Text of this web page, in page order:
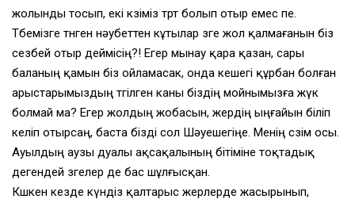
жолынды тосып, екі көзіміз төрт болып отыр емес пе.
Төбемізге төнген нәубеттен кұтылар өзге жол қалмағанын біз
сезбей отыр деймісің?! Егер мынау қара қазан, сары
баланың қамын біз ойламасак, онда кешегі құрбан болған
арыстарымыздың төгілген каны біздің мойнымызға жүк
болмай ма? Егер жолдың жобасын, жердің ыңғайын біліп
келіп отырсаң, баста бізді сол Шәуешегіңе. Менің сөзім осы.
Ауылдың аузы дуалы ақсақалының бітіміне тоқтадық
дегендей өзгелер де бас шұлғысқан.
Көшкен кезде күндіз қалтарыс жерлерде жасырынып,